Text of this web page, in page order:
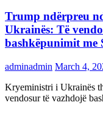
Trump ndërpreu
Ukrainës: Të
bashkëpunimit me
adminadmin March 4,
Kryeministri i Ukrainës
vendosur të vazhdojë